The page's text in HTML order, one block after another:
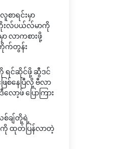
ာရင်းမှာ
းလ်ပယ်လ်မာကို
လာကစားဖို့
က်တွန်း
ရင်ဆိုင်ဖို့ ဆွီဒင်
စ်နေပြီလို့ ဗီလာ
ာ့ဖ် ပြောကြား
ချ်တို့ရဲ့
ကို ထုတ်ပြန်လာတဲ့